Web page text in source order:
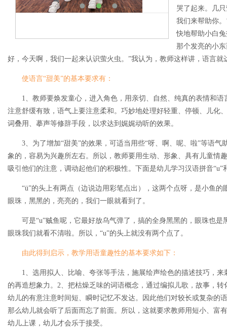
哭了起来。几
我们来帮助你
快地帮助小白
那个发亮的小
好，今天啊，我们一起来认识萤火虫。”我认为，教师这样讲，语言就
使语言“甜美”的基本要求有：
1、教师要焕发童心，进入角色，用亲切、自然、纯真的表情和
注意舒缓有致，语气上要注意柔和。巧妙地处理好轻重、停顿、儿化
词叠用、摹声等修辞手段，以求达到娓娓动听的效果。
3、为了增加“甜美”的效果，可适当用些“呀、啊、呢、啦”等语
象的，容易为兴趣所左右。所以，教师要用生动、形象、具有儿童情
吸引他们的注意，调动起他们的积极性。下面是幼儿学习汉语拼音“u”
“ü”的头上有两点（边说边用彩笔点出），这两个点呀，是小鱼
眼珠，黑黑的，亮亮的，我们一眼就看到了。
可是“u”贼鱼呢，它最好放乌气弹了，搞的全身黑黑的，眼珠也
眼珠我们就看不清啦。所以，“u”的头上就没有两个点了。
由此得到启示，教学用语童趣性的基本要求如下：
1、选用拟人、比喻、夸张等手法，施展绘声绘色的描述技巧，
的再造想象力。2、把枯燥乏味的词语概念，通过编拟儿歌，故事，
幼儿的有意注意时间短、瞬时记忆不发达。因此他们对较长或复杂的
那么幼儿就会听了后面而忘了前面。所以，这就要求教师用短小、富
幼儿上课，幼儿才会乐于接受。